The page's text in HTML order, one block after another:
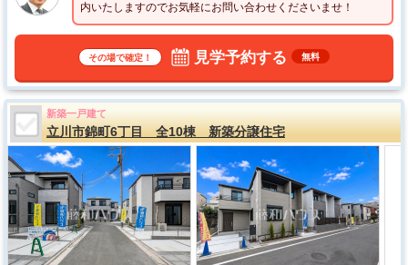
内いたしますのでお気軽にお問い合わせくださいませ！
その場で確定！ 見学予約する 無料
新築一戸建て
立川市錦町6丁目 全10棟 新築分譲住宅